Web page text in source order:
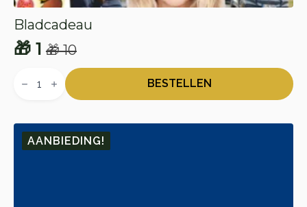
Bladcadeau
🎁10
Oorspronkelijke
prijs
🎁 10.
🎁 1
Huidige
prijs
🎁 1.
Bladcadeau
aantal
BESTELLEN
AANBIEDING!